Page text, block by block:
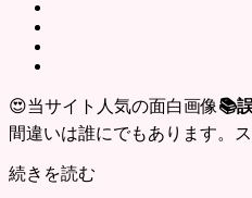
😍当サイト人気の面白画像📚
間違いは誰にでもあります。
続きを読む